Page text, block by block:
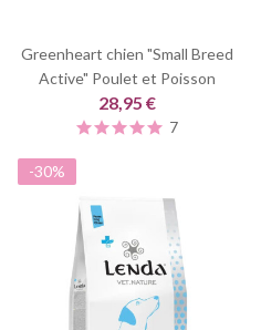
Greenheart chien "Small Breed
Active" Poulet et Poisson
28,95 €
7
-30%